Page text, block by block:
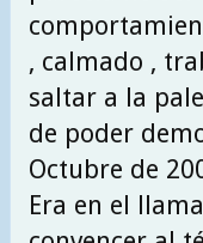
, calmado ,
saltar a la
de poder
Octubre de
Era en el